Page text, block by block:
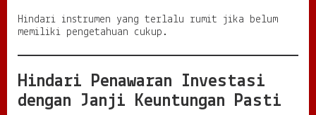
Hindari instrumen yang terlalu rumit jika belum
memiliki pengetahuan cukup.
Hindari Penawaran Investasi
dengan Janji Keuntungan Pasti